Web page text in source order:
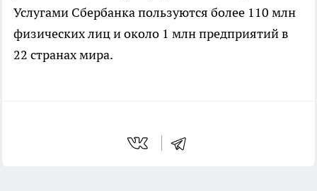
Услугами Сбербанка пользуются более 110 млн
физических лиц и около 1 млн предприятий в
22 странах мира.